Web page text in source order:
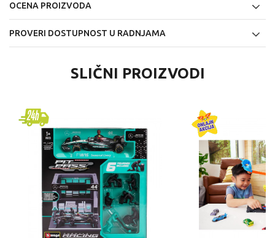
OCENA PROIZVODA
PROVERI DOSTUPNOST U RADNJAMA
SLIČNI PROIZVODI